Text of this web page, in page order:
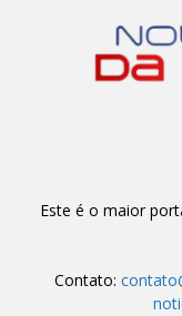
Este é o maior
Contato: